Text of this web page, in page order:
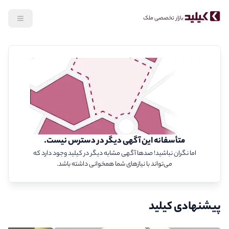
بازار تخصصی ملک
متأسفانه این آگهی دیگر در دسترس نیست.
اما نگران نباشید! صدها آگهی مشابه دیگر در کیلید وجود دارد که
می‌تواند با نیازهای شما همخوانی داشته باشد.
پیشنهادی کیلید